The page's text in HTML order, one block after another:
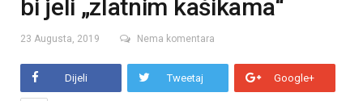
bi jeli „zlatnim kašikama“
23 Augusta, 2019 Nema komentara
Dijeli Tweetaj Google+